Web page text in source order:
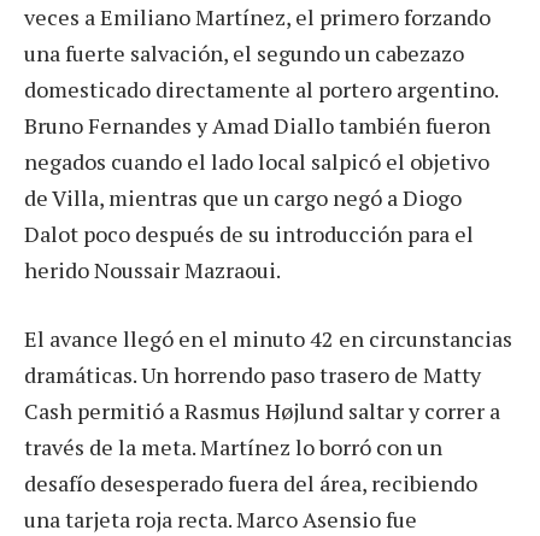
veces a Emiliano Martínez, el primero forzando
una fuerte salvación, el segundo un cabezazo
domesticado directamente al portero argentino.
Bruno Fernandes y Amad Diallo también fueron
negados cuando el lado local salpicó el objetivo
de Villa, mientras que un cargo negó a Diogo
Dalot poco después de su introducción para el
herido Noussair Mazraoui.
El avance llegó en el minuto 42 en circunstancias
dramáticas. Un horrendo paso trasero de Matty
Cash permitió a Rasmus Højlund saltar y correr a
través de la meta. Martínez lo borró con un
desafío desesperado fuera del área, recibiendo
una tarjeta roja recta. Marco Asensio fue